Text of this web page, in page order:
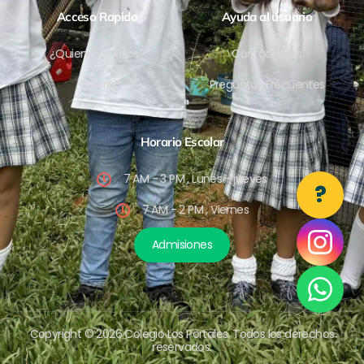
?
Acceso Rapido
¿Quienes Somos?
Galeria
Ayuda al usuario
Contáctanos
Preguntas Frecuentes
Horario Escolar
7 AM - 3 PM , Lunes - jueves
7 AM - 2 PM , Viernes
Admisiones
Copyright © 2026 Colegio Los Portales. Todos los derechos
reservados.